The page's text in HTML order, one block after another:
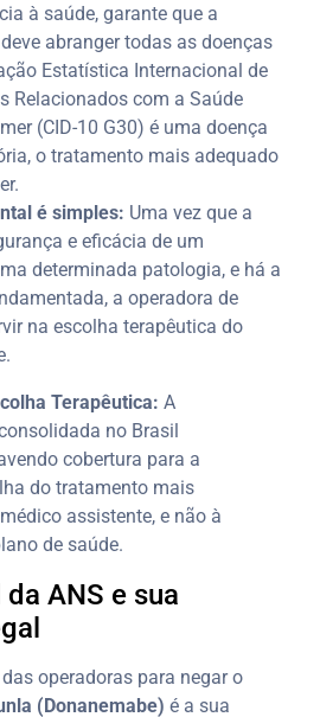
à saúde, garante que a
abranger todas as doenças
Estatística Internacional de
Relacionados com a Saúde
(CID-10 G30) é uma doença
o tratamento mais adequado
é simples: Uma vez que a
e eficácia de um
determinada patologia, e há a
a operadora de
na escolha terapêutica do
Terapêutica: A
no Brasil
cobertura para a
do tratamento mais
assistente, e não à
de saúde.
ANS e sua
operadoras para negar o
(Donanemabe) é a sua